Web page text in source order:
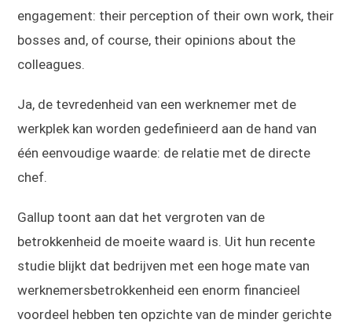
engagement: their perception of their own work, their
bosses and, of course, their opinions about the
colleagues.
Ja, de tevredenheid van een werknemer met de
werkplek kan worden gedefinieerd aan de hand van
één eenvoudige waarde: de relatie met de directe
chef.
Gallup toont aan dat het vergroten van de
betrokkenheid de moeite waard is. Uit hun recente
studie blijkt dat bedrijven met een hoge mate van
werknemersbetrokkenheid een enorm financieel
voordeel hebben ten opzichte van de minder gerichte